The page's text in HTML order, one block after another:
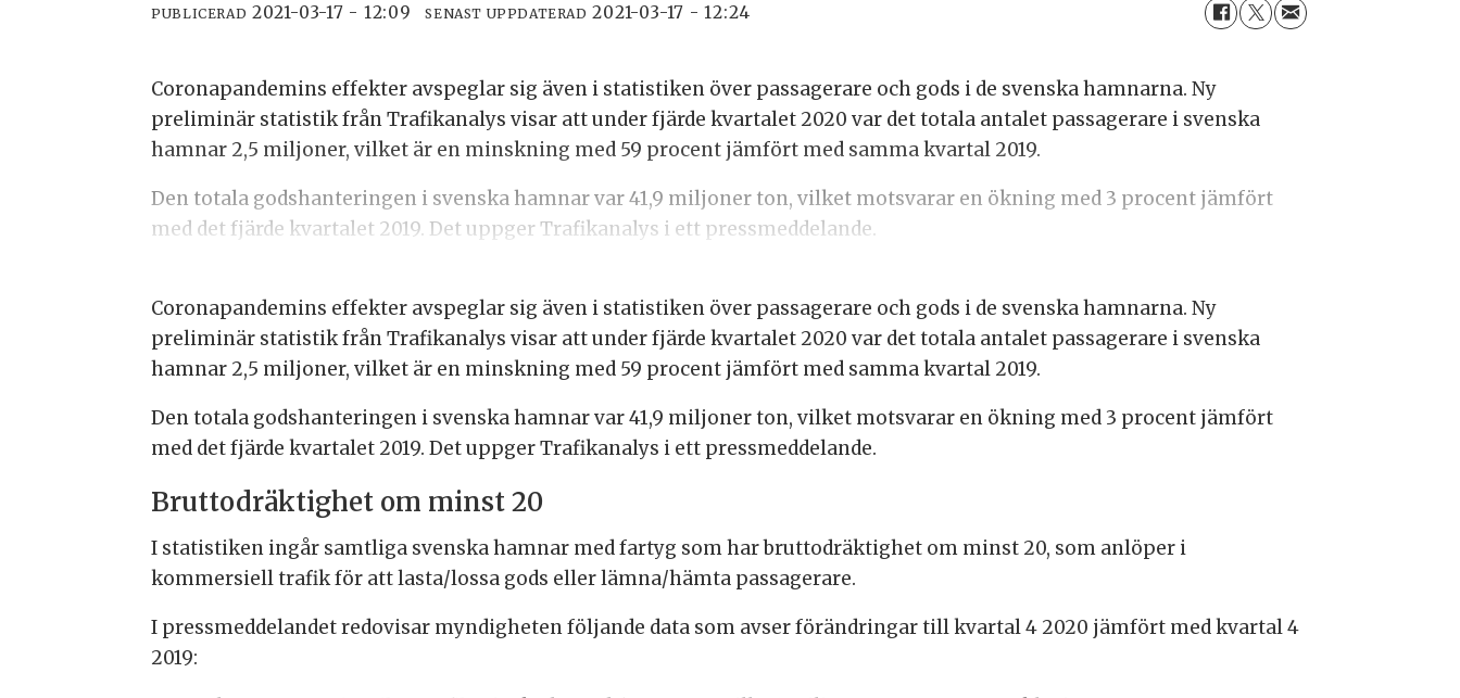
PUBLICERAD 2021-03-17 - 12:09 SENAST UPPDATERAD 2021-03-17 - 12:24
Coronapandemins effekter avspeglar sig även i statistiken över passagerare och gods i de svenska hamnarna. Ny
preliminär statistik från Trafikanalys visar att under fjärde kvartalet 2020 var det totala antalet passagerare i svenska
hamnar 2,5 miljoner, vilket är en minskning med 59 procent jämfört med samma kvartal 2019.
Den totala godshanteringen i svenska hamnar var 41,9 miljoner ton, vilket motsvarar en ökning med 3 procent jämfört
med det fjärde kvartalet 2019. Det uppger Trafikanalys i ett pressmeddelande.
Coronapandemins effekter avspeglar sig även i statistiken över passagerare och gods i de svenska hamnarna. Ny
preliminär statistik från Trafikanalys visar att under fjärde kvartalet 2020 var det totala antalet passagerare i svenska
hamnar 2,5 miljoner, vilket är en minskning med 59 procent jämfört med samma kvartal 2019.
Den totala godshanteringen i svenska hamnar var 41,9 miljoner ton, vilket motsvarar en ökning med 3 procent jämfört
med det fjärde kvartalet 2019. Det uppger Trafikanalys i ett pressmeddelande.
Bruttodräktighet om minst 20
I statistiken ingår samtliga svenska hamnar med fartyg som har bruttodräktighet om minst 20, som anlöper i
kommersiell trafik för att lasta/lossa gods eller lämna/hämta passagerare.
I pressmeddelandet redovisar myndigheten följande data som avser förändringar till kvartal 4 2020 jämfört med kvartal 4
2019: